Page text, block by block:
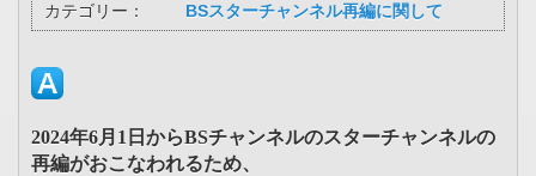
カテゴリー： BSスターチャンネル再編に関して
2024年6月1日からBSチャンネルのスターチャンネルの
再編がおこなわれるため、